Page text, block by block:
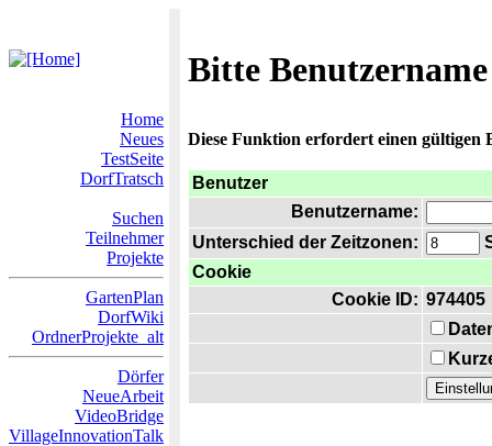
Bitte
Home
Neues
TestSeite
DorfTratsch
Suchen
Teilnehmer
Projekte
GartenPlan
DorfWiki
OrdnerProjekte_alt
Dörfer
NeueArbeit
VideoBridge
VillageInnovationTalk
Diese Funktion erfordert einen gültigen
Benutzer
Benutzername:
Unterschied der Zeitzonen:
Cookie
Cookie ID: 974405